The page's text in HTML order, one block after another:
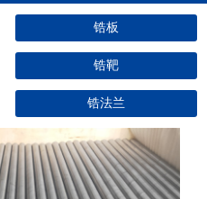
锆板
锆靶
锆法兰